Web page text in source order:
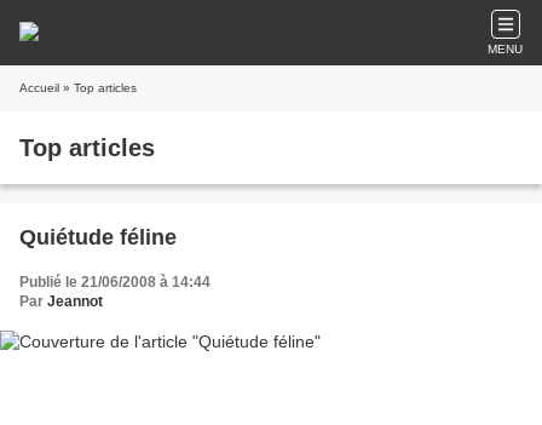
MENU
Accueil » Top articles
Top articles
Quiétude féline
Publié le 21/06/2008 à 14:44
Par Jeannot